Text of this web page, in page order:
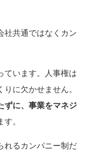
共通ではなくカン
います。人事権は
に欠かせません。
ずに、事業をマネジ
。
るカンパニー制だ